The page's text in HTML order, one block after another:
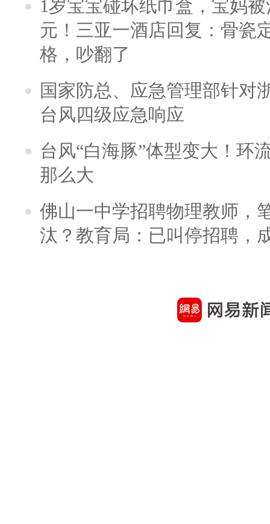
1岁宝宝碰坏纸巾盒，宝妈
元！三亚一酒店回复：骨瓷
格，吵翻了
国家防总、应急管理部针对
台风四级应急响应
台风“白海豚”体型变大！环
那么大
佛山一中学招聘物理教师，
汰？教育局：已叫停招聘，